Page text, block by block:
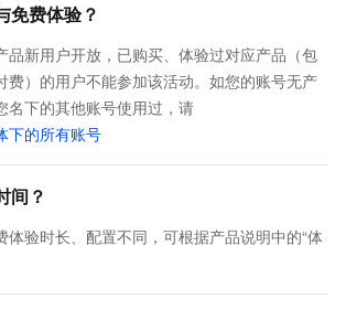
免费体验？
品新用户开放，已购买、体验过对应产品（包
费）的用户不能参加该活动。如您的账号无产
名下的其他账号使用过，请
下的所有账号
间？
体验时长、配置不同，可根据产品说明中的“体